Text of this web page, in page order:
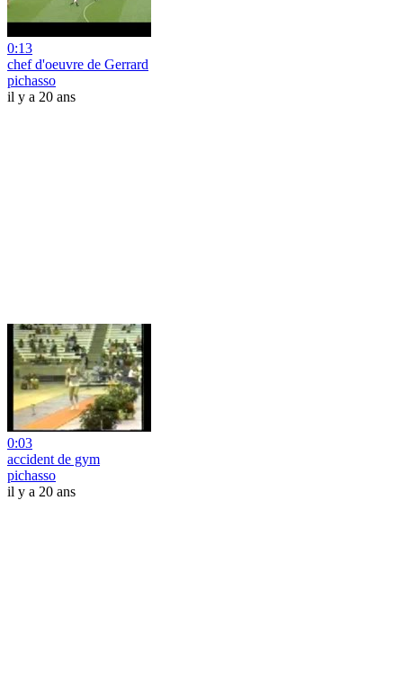
0:13
chef d'oeuvre de Gerrard
pichasso
il y a 20 ans
0:03
accident de gym
pichasso
il y a 20 ans